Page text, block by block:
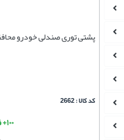
پشتی توری صندلی خودرو
کد کالا : 2662
۱۰۰+ فروش موفق